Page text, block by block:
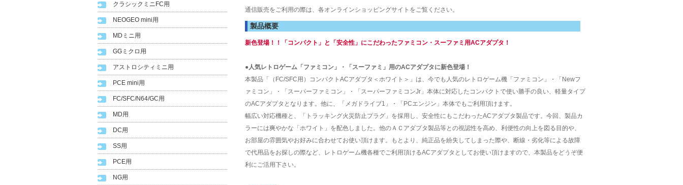
クラシックミニFC用
NEOGEO mini用
MDミニ用
GGミクロ用
アストロシティミニ用
PCE mini用
FC/SFC/N64/GC用
MD用
DC用
SS用
PCE用
NG用
通信販売をご利用の際は、各オンラインショッピングサイトをご覧ください。
製品概要
新色登場！！「コンパクト」と「安全性」にこだわったファミコン・スーファミ用ACアダプタ！
●人気レトロゲーム「ファミコン」・「スーファミ」用のACアダプタに新色登場！
本製品「（FC/SFC用）コンパクトACアダプタ＜ホワイト＞」は、今でも人気のレトロゲーム機「ファミコン」・「Newフ
ァミコン」・「スーパーファミコン」・「スーパーファミコンJr」本体に対応したコンパクトで使い勝手の良い、軽量タイプ
のACアダプタとなります。他に、「メガドライブ1」・「PCエンジン」本体でもご利用頂けます。
幅広い対応機種と、「トラッキング火災防止プラグ」を採用し、安全性にもこだわったACアダプタ製品です。今回、製品カ
ラーには爽やかな「ホワイト」を配色しました。他のＡＣアダプタ製品等との視認性を高め、利便性の向上を図る目的や、
お部屋の雰囲気やお好みに合わせてお使い頂けます。もとより、純正品を紛失してしまった際や、断線・劣化等による故障
で代用品をお探しの際など、レトロゲーム機各種でご利用頂けるACアダプタとしてお使い頂けますので、本製品をどうぞ便
利にご活用下さい。